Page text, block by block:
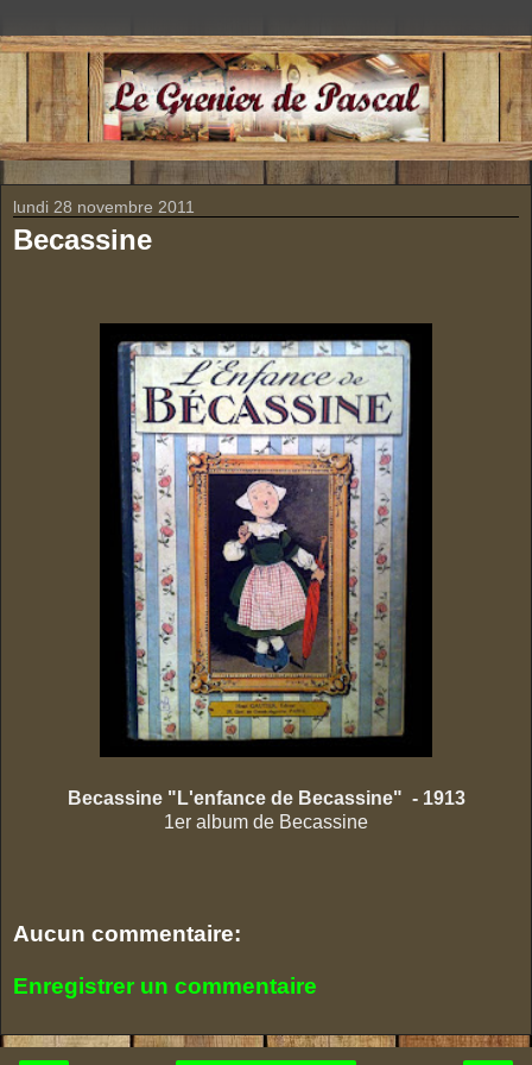
lundi 28 novembre 2011
Becassine
Becassine "L'enfance de Becassine" - 1913
1er album de Becassine
Aucun commentaire:
Enregistrer un commentaire